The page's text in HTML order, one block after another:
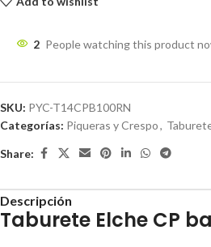
2 People watching this product
SKU: PYC-T14CPB100RN
Categorías: Piqueras y Crespo,
Share:
Descripción
Taburete Elche CP